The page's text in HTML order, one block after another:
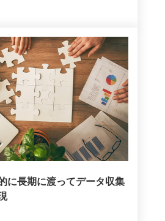
に長期に渡ってデータ収集